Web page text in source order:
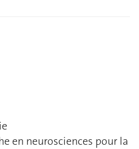
en neurosciences pour la